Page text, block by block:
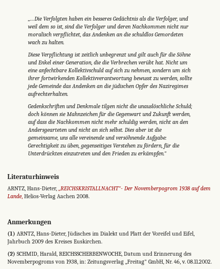
„…Die Verfolgten haben ein besseres Gedächtnis als die Verfolger, und
weil dem so ist, sind die Verfolger und de­ren Nachkommen nicht nur
moralisch verpflichtet, das Andenken an die schuldlos Gemordeten
wach zu halten.
Diese Verpflichtung ist zeitlich unbegrenzt und gilt auch für die Söhne
und Enkel einer Generation, die die Ver­brechen verübt hat. Nicht um
eine anfechtbare Kollektiv­schuld auf sich zu nehmen, sondern um sich
ihrer fort­wirkenden Kollektivverantwortung bewusst zu werden, sollte
jede Gemeinde das Andenken an die jüdischen Opfer des Naziregimes
aufrechterhalten.
Gedenkschriften und Denkmale tilgen nicht die unauslöschliche Schuld;
doch können sie Mahnzeichen für die Gegenwart und Zukunft werden,
auf dass die Nachkom­men nicht mehr schuldig werden, nicht an den
Andersge­arteten und nicht an sich selbst. Dies aber ist die
gemeinsame, uns alle vereinende und versöhnende Aufgabe:
Gerechtigkeit zu üben, gegenseitiges Verstehen zu fördern, für die
Unterdrückten einzutreten und den Frieden zu erkämpfen."
Literaturhinweis
ARNTZ, Hans-Dieter, „REICHSKRISTALLNACHT"- Der Novemberpogrom 1938 auf dem
Lande, Helios-Verlag Aachen 2008.
Anmerkungen
(1) ARNTZ, Hans-Dieter, Jüdisches im Dialekt und Platt der Voreifel und Eifel,
Jahrbuch 2009 des Kreises Euskirchen.
(2) SCHMID, Harald, REICHSSCHERBENWOCHE, Datum und Erinnerung des
Novemberpogroms von 1938, in: Zeitungsverlag „Freitag" GmbH, Nr. 46, v. 08.11.2002.